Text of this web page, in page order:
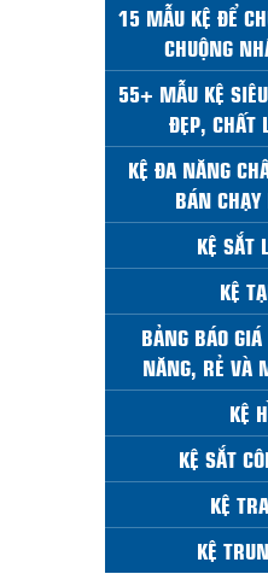
15 MẪU KỆ ĐỂ
CHUỘNG
55+ MẪU KỆ
ĐẸP, CHẤT
KỆ ĐA NĂNG
BÁN
KỆ SẮT
KỆ
BẢNG BÁO
NĂNG, RẺ VÀ
KỆ
KỆ SẮT
KỆ
KỆ